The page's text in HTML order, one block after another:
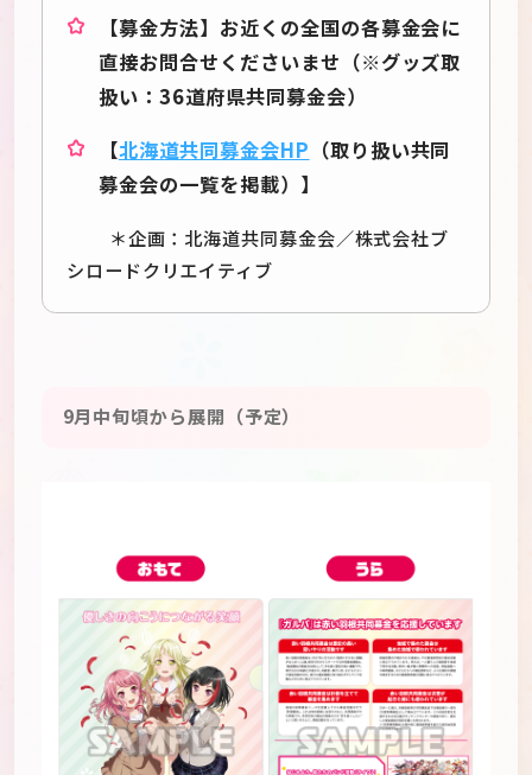
【募金方法】お近くの全国の各募金会に
直接お問合せくださいませ（※グッズ取
扱い：36道府県共同募金会）
【北海道共同募金会HP （取り扱い共同
募金会の一覧を掲載）】
＊企画：北海道共同募金会／株式会社ブ
シロードクリエイティブ
9月中旬頃から展開（予定）